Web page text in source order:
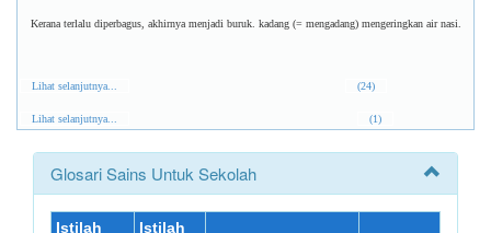
Kerana terlalu diperbagus, akhirnya menjadi buruk. kadang (= mengadang) mengeringkan air nasi.
Lihat selanjutnya... (24)
Lihat selanjutnya... (1)
Glosari Sains Untuk Sekolah
Istilah Istilah